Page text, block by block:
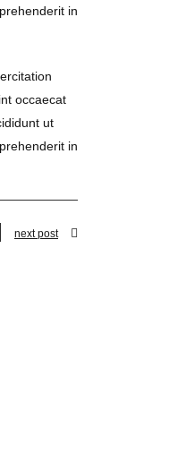
in
occaecat
ut
in
next post